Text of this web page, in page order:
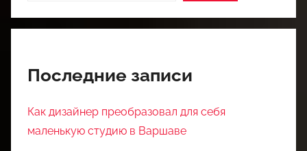
Последние записи
Как дизайнер преобразовал для себя
маленькую студию в Варшаве